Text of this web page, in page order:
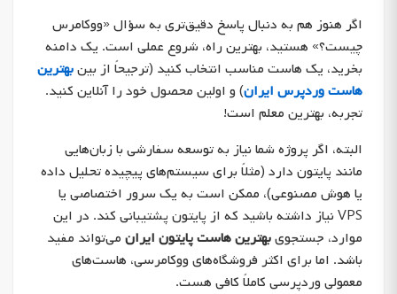
اگر هنوز هم به دنبال پاسخ دقیق‌تری به سؤال «ووکامرس
چیست؟» هستید، بهترین راه، شروع عملی است. یک دامنه
بخرید، یک هاست مناسب انتخاب کنید (ترجیحاً از بینبهترین
هاست وردپرس ایران) و اولین محصول خود را آنلاین کنید.
تجربه، بهترین معلم است!
البته، اگر پروژه شما نیاز به توسعه سفارشی با زبان‌هایی
مانند پایتون دارد (مثلاً برای سیستم‌های پیچیده تحلیل داده
یا هوش مصنوعی)، ممکن است به یک سرور اختصاصی یا
VPS نیاز داشته باشید که از پایتون پشتیبانی کند. در این
موارد، جستجویبهترین هاست پایتون ایران می‌تواند مفید
باشد. اما برای اکثر فروشگاه‌های ووکامرسی، هاست‌های
معمولی وردپرسی کاملاً کافی هست.